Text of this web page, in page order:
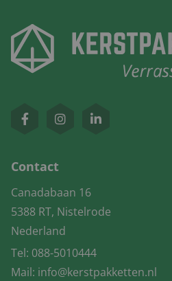
Contact
Canadabaan 16
5388 RT, Nistelrode
Nederland
Tel: 088-5010444
Mail: info@kerstpakketten.nl